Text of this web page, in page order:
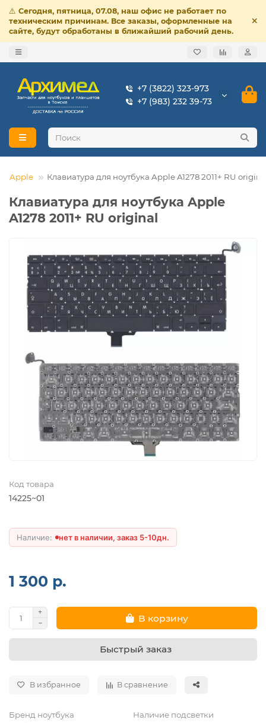
⚠️ Сегодня, пятница, 07.08, наш офис не работает по
техническим причинам. Все заказы, оформленные на
сайте, будут обработаны в ближайший рабочий день.
+7 (3822) 323-973
+7 (983) 232 39-73
Apple Клавиатура для ноутбука Apple A1278 2011+ RU
Клавиатура для ноутбука Apple
A1278 2011+ RU original
Код товара
14225~01
нет в наличии, заказ 5-10дн.
1 300 р.
В корзину
Быстрый заказ
В избранное В сравнение
Бренд ноутбука Наличие подсветки